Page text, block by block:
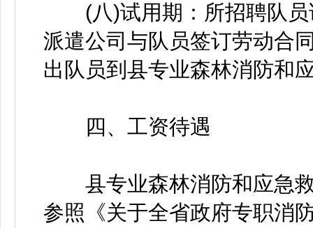
(八)试用期：所招聘队员
派遣公司与队员签订劳动合
出队员到县专业森林消防和
四、工资待遇
县专业森林消防和应急救
参照《关于全省政府专职消